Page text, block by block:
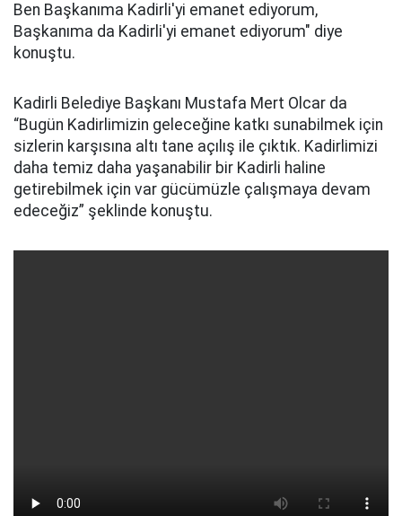
Ben Başkanıma Kadirli'yi emanet ediyorum,
Başkanıma da Kadirli'yi emanet ediyorum" diye
konuştu.
Kadirli Belediye Başkanı Mustafa Mert Olcar da
“Bugün Kadirlimizin geleceğine katkı sunabilmek için
sizlerin karşısına altı tane açılış ile çıktık. Kadirlimizi
daha temiz daha yaşanabilir bir Kadirli haline
getirebilmek için var gücümüzle çalışmaya devam
edeceğiz” şeklinde konuştu.